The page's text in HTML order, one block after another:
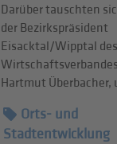
Darüber tauschten
der Bezirkspräsident
Eisacktal/Wipptal des
Hartmut Überbacher,
Orts- und
Stadtentwicklung